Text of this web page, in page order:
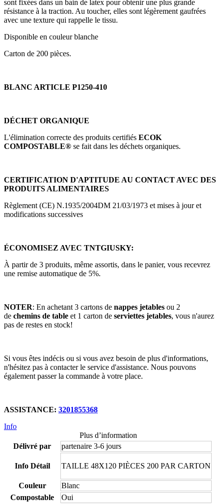
sont fixées dans un bain de latex pour obtenir une plus grande
résistance à la traction. Au toucher, elles sont légèrement gaufrées
avec une texture qui rappelle le tissu.
Disponible en couleur blanche
Carton de 200 pièces.
BLANC ARTICLE P1250-410
DÉCHET ORGANIQUE
L'élimination correcte des produits certifiés ECOK
COMPOSTABLE® se fait dans les déchets organiques.
CERTIFICATION D'APTITUDE AU CONTACT AVEC DES
PRODUITS ALIMENTAIRES
Règlement (CE) N.1935/2004DM 21/03/1973 et mises à jour et
modifications successives
ÉCONOMISEZ AVEC TNTGIUSKY:
À partir de 3 produits, même assortis, dans le panier, vous recevrez
une remise automatique de 5%.
NOTER: En achetant 3 cartons de nappes jetables ou 2
de chemins de table et 1 carton de serviettes jetables, vous n'aurez
pas de restes en stock!
Si vous êtes indécis ou si vous avez besoin de plus d'informations,
n'hésitez pas à contacter le service d'assistance. Nous pouvons
également passer la commande à votre place.
ASSISTANCE: 3201855368
Info
Plus d’information
Délivré par
partenaire 3-6 jours
Info Détail TAILLE 48X120 PIÈCES 200 PAR CARTON
Couleur
Blanc
Compostable
Oui